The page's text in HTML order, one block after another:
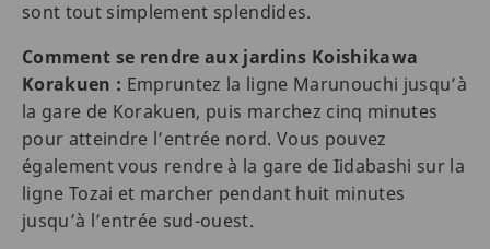
sont tout simplement splendides.
Comment se rendre aux jardins Koishikawa
Korakuen : Empruntez la ligne Marunouchi jusqu’à
la gare de Korakuen, puis marchez cinq minutes
pour atteindre l’entrée nord. Vous pouvez
également vous rendre à la gare de Iidabashi sur la
ligne Tozai et marcher pendant huit minutes
jusqu’à l’entrée sud-ouest.